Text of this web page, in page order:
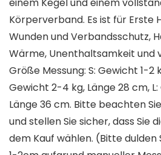
Körperverband. Es ist für Erste
Wunden und Verbandsschutz,
Wärme, Unenthaltsamkeit und
Größe Messung: S: Gewicht 1-2
Gewicht 2-4 kg, Länge 28 cm,
Länge 36 cm. Bitte beachten
und stellen Sie sicher, dass Sie
dem Kauf wählen. (Bitte dulden